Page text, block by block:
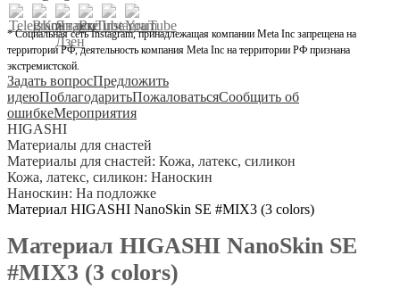
* Социальная сеть Instagram, принадлежащая компании Meta Inc запрещена на
территории РФ, деятельность компания Meta Inc на территории РФ признана
экстремистской.
Задать вопросПредложить
идеюПоблагодаритьПожаловатьсяСообщить об
ошибкеМероприятия
HIGASHI
Материалы для снастей
Материалы для снастей: Кожа, латекс, силикон
Кожа, латекс, силикон: Наноскин
Наноскин: На подложке
Материал HIGASHI NanoSkin SE #MIX3 (3 colors)
Материал HIGASHI NanoSkin SE
#MIX3 (3 colors)